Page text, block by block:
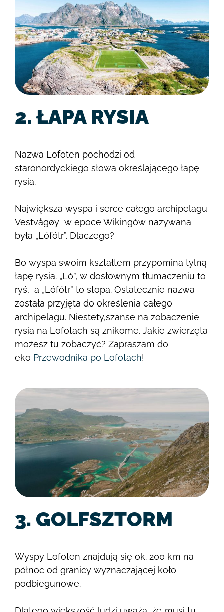
2. ŁAPA RYSIA
Nazwa Lofoten pochodzi od
staronordyckiego słowa określającego łapę
rysia.
Największa wyspa i serce całego archipelagu
Vestvågøy w epoce Wikingów nazywana
była „Lófótr”. Dlaczego?
Bo wyspa swoim kształtem przypomina tylną
łapę rysia. „Ló”, w dosłownym tłumaczeniu to
ryś, a „Lófótr” to stopa. Ostatecznie nazwa
została przyjęta do określenia całego
archipelagu. Niestety,szanse na zobaczenie
rysia na Lofotach są znikome. Jakie zwierzęta
możesz tu zobaczyć? Zapraszam do
eko Przewodnika po Lofotach!
3. GOLFSZTORM
Wyspy Lofoten znajdują się ok. 200 km na
północ od granicy wyznaczającej koło
podbiegunowe.